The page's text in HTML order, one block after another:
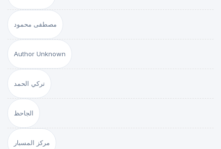
مصطفى محمود
Author Unknown
تركي الحمد
الجاحظ
مركز المسبار